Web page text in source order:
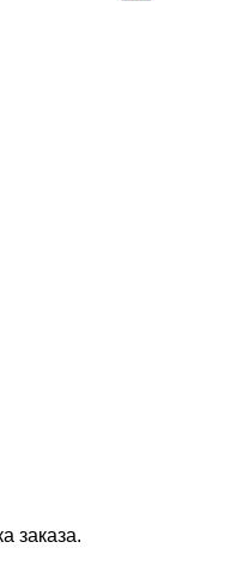
заказа.